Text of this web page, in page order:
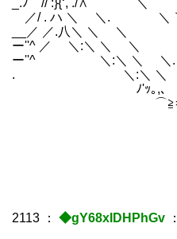
_.ﾉ // :}{‘, ./∧
／/ . ハ ＼
__／ ／.八
ー''^ ／ ＼:
ー''^ ＼:
. ＼:＼
ﾉ'ｯ｡,､ ｀
⌒≧=-＜
2113 ： ◆gY68xIDHPhGv ：